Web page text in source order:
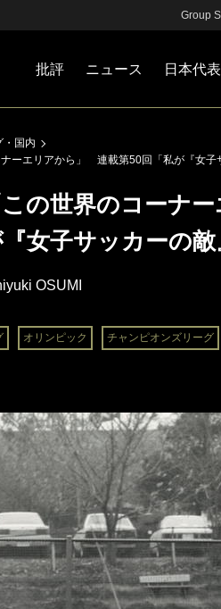
Group
批評 ニュース 日本代表
・国内
ーエリアから」 連載第50回「私が『女子
この世界のコーナ
女子サッカーの敵
OSUMI
オリンピック チャンピオンズリーグ